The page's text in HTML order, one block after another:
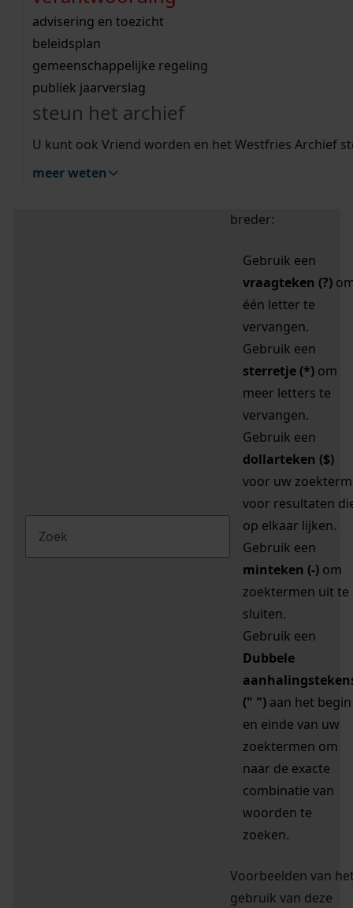
bouwvergunningen
omgevingsvergunningen
vergunningen
beeld en geluid
uitleg nodig?
Wij helpen u op weg met een aantal zoektips.
bekijk alle zoektips
Wij helpen u op weg met een aantal zoektips.
bekijk alle zoektips
bekijk ons geschiedenislokaal
advisering en toezicht
beleidsplan
gemeenschappelijke regeling
publiek jaarverslag
steun het archief
U kunt ook Vriend worden en het Westfries Archief
meer weten
zoektips
Mijn Studiezaal (inloggen)
uw zoekopdracht te
breder:
Gebruik een
vraagteken (?)
één letter te
vervangen.
Gebruik een
sterretje (*) om
meer letters te
vervangen.
Gebruik een
dollarteken ($)
voor uw zoekterm
voor resultaten
op elkaar lijken.
Gebruik een
minteken (-) om
zoektermen uit te
sluiten.
Gebruik een
Dubbele
(" ") aan het begin
en einde van uw
zoektermen om
naar de exacte
combinatie van
woorden te
zoeken.
Voorbeelden van
gebruik van deze